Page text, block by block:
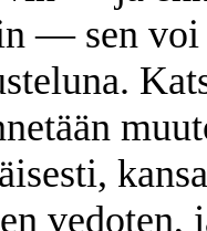
— sen voi
vedoten,